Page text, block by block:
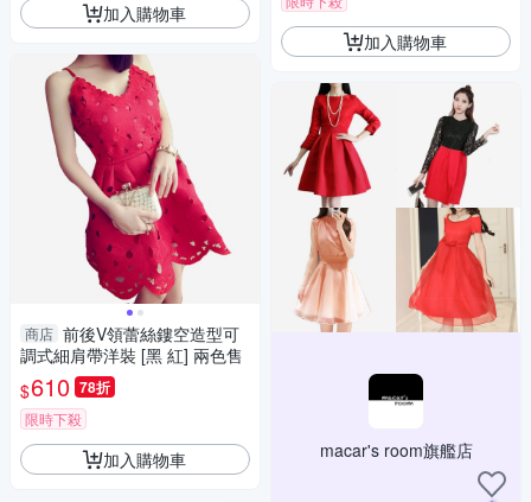
加入購物車
商店 前後V領蕾絲鏤空造型可
調式細肩帶洋裝 [黑 紅] 兩色售
$610 78折
限時下殺
加入購物車
加入購物車
macar's room旗艦店